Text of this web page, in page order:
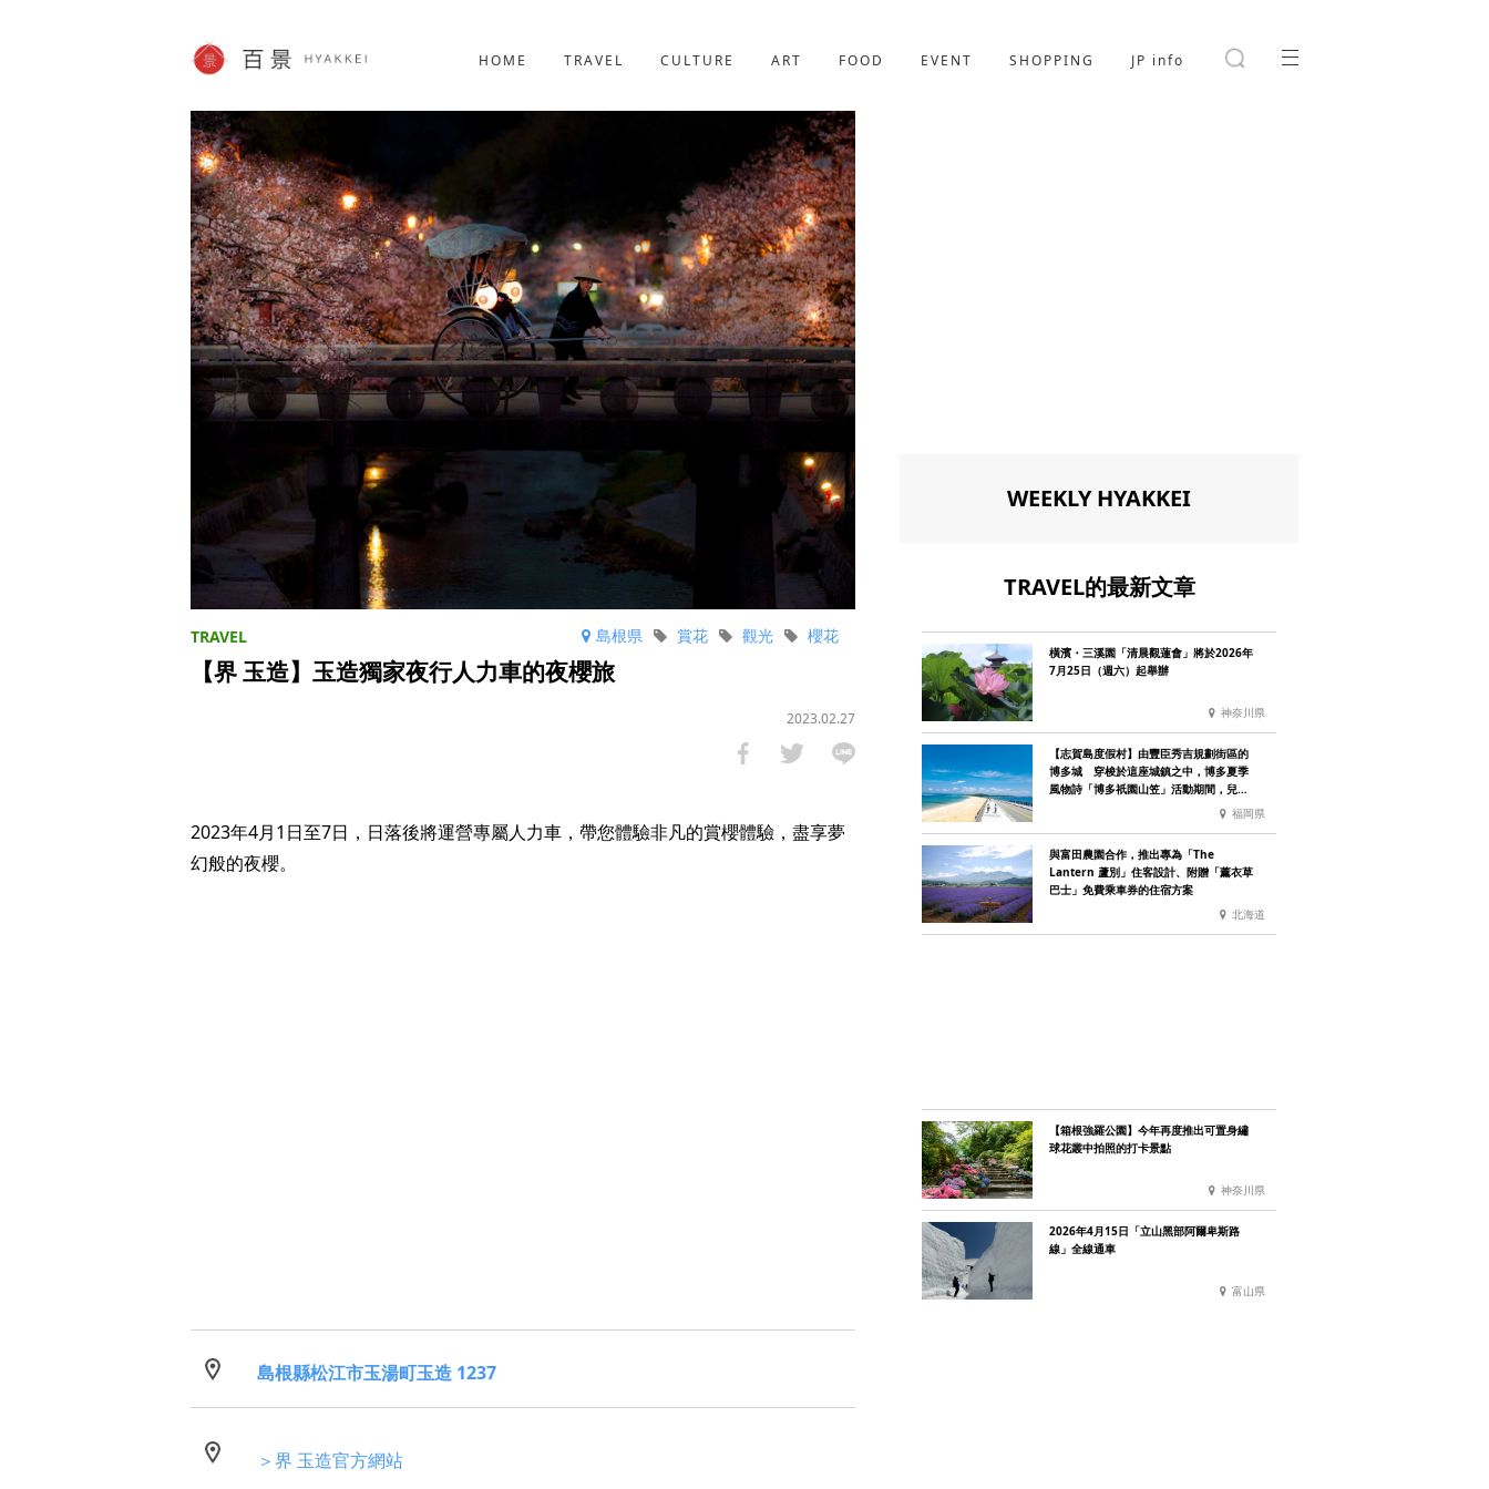
HOME TRAVEL CULTURE ART FOOD EVENT SHOPPING JP info
SHOPPING
JP info
島根県 櫻花
觀光
賞花
【界 玉造】玉造獨家夜行人力車的夜櫻旅
2023.02.27
2023年4月1日至7日，日落後將運營專屬人力車，帶您體驗非凡的賞櫻體驗，盡享夢
幻般的夜櫻。
島根縣松江市玉湯町玉造 1237
＞界 玉造官方網站
WEEKLY HYAKKEI
TRAVEL的最新文章
橫濱・三溪園「清晨觀蓮會」將於2026年
7月25日（週六）起舉辦
神奈川県
【志賀島度假村】由豐臣秀吉規劃街區的
博多城 穿梭於這座城鎮之中，博多夏季
風物詩「博多祇園山笠」活動期間，兒童
福岡県
與富田農園合作，推出專為「The
Lantern 蘆別」住客設計、附贈「薰衣草
巴士」免費乘車券的住宿方案
北海道
【箱根強羅公園】今年再度推出可置身繡
球花叢中拍照的打卡景點
神奈川県
2026年4月15日「立山黑部阿爾卑斯路
線」全線通車
富山県